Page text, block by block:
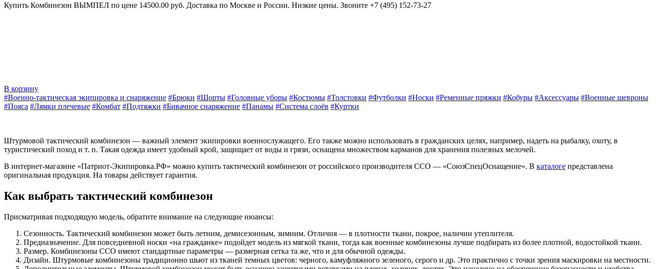
Купить Комбинезон ВЫМПЕЛ по цене 14500.00 руб. Доставка по Москве и России. Низкие цены. Звоните +7 (495) 152-73-27
В корзину
#Военно-тактическая экипировка и снаряжение #Брюки #Шорты #Головные уборы #Костюмы #Толстовки #Футболки #Носки #Ременные пряжки #Кобуры #Аксессуары #Военные шевроны
#Пояса #Лямки плечевые #Комбат #Подтяжки #Бивачное снаряжение #Панамы #Система слоёв #Куртки
Штурмовой тактический комбинезон — важный элемент экипировки военнослужащего. Его также можно использовать в гражданских целях, например, надеть на рыбалку, охоту, в
туристический поход и т. п. Такая одежда имеет удобный крой, защищает от воды и грязи, оснащена множеством карманов для хранения полезных мелочей.
В интернет-магазине «Патриот-Экипировка.РФ» можно купить тактический комбинезон от российского производителя ССО — «СоюзСпецОснащение». В каталоге представлена
оригинальная продукция. На товары действует гарантия.
Как выбрать тактический комбинезон
Присматривая подходящую модель, обратите внимание на следующие нюансы:
Сезонность. Тактический комбинезон может быть летним, демисезонным, зимним. Отличия — в плотности ткани, покрое, наличии утеплителя.
Предназначение. Для повседневной носки «на гражданке» подойдет модель из мягкой ткани, тогда как военные комбинезоны лучше подбирать из более плотной, водостойкой ткани.
Размер. Комбинезоны ССО имеют стандартные параметры — размерная сетка та же, что и для обычной одежды.
Дизайн. Штурмовые комбинезоны традиционно шьют из тканей темных цветов: черного, камуфляжного зеленого, серого и др. Это практично с точки зрения маскировки на местности.